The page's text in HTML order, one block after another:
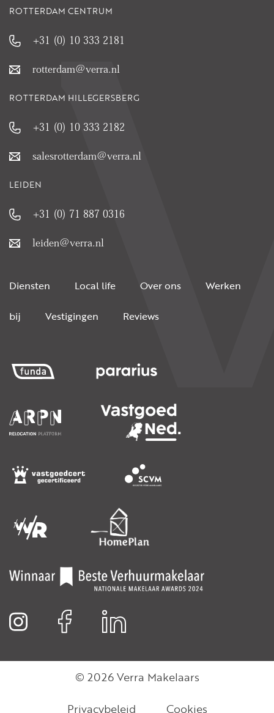
ROTTERDAM CENTRUM
+31 (0) 10 333 2181
rotterdam@verra.nl
ROTTERDAM HILLEGERSBERG
+31 (0) 10 333 2182
salesrotterdam@verra.nl
LEIDEN
+31 (0) 71 887 0316
leiden@verra.nl
Diensten Local life Over ons Werken
bij Vestigingen Reviews
© 2026 Verra Makelaars
Privacybeleid
Cookies